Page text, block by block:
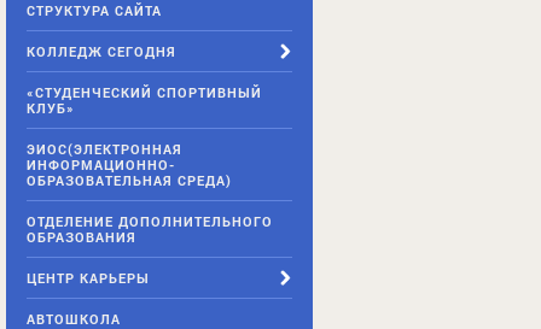
СТРУКТУРА САЙТА
КОЛЛЕДЖ СЕГОДНЯ
«СТУДЕНЧЕСКИЙ СПОРТИВНЫЙ
КЛУБ»
ЭИОС(ЭЛЕКТРОННАЯ
ИНФОРМАЦИОННО-
ОБРАЗОВАТЕЛЬНАЯ СРЕДА)
ОТДЕЛЕНИЕ ДОПОЛНИТЕЛЬНОГО
ОБРАЗОВАНИЯ
ЦЕНТР КАРЬЕРЫ
АВТОШКОЛА